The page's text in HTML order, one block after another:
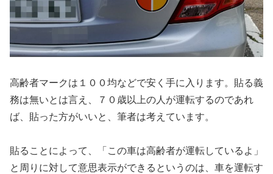
高齢者マークは１００均などで安く手に入ります。貼る義
務は無いとは言え、７０歳以上の人が運転するのであれ
ば、貼った方がいいと、筆者は考えています。
貼ることによって、「この車は高齢者が運転しているよ」
と周りに対して意思表示ができるというのは、車を運転す